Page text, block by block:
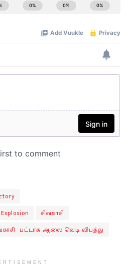
சிவகாசி
பட்டாசு ஆலை வெடி விபத்து